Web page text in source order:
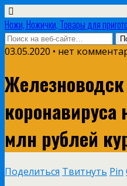
Ножи, Ножички, Товары для
03.05.2020 • нет
Железноводск
млн рублей
Поделиться Твитнуть Pin